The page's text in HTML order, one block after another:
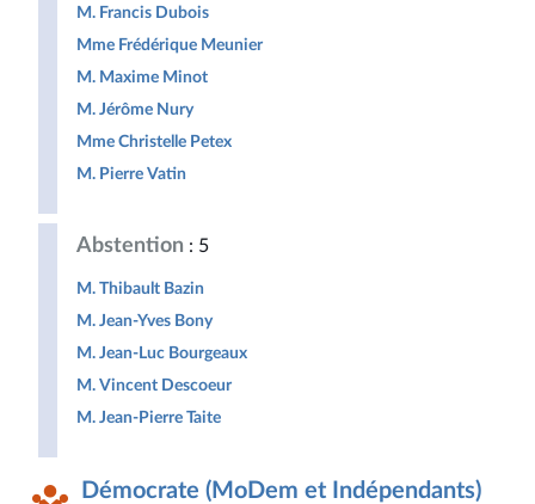
M. Francis Dubois
Mme Frédérique Meunier
M. Maxime Minot
M. Jérôme Nury
Mme Christelle Petex
M. Pierre Vatin
Abstention : 5
M. Thibault Bazin
M. Jean-Yves Bony
M. Jean-Luc Bourgeaux
M. Vincent Descoeur
M. Jean-Pierre Taite
Démocrate (MoDem et Indépendants)